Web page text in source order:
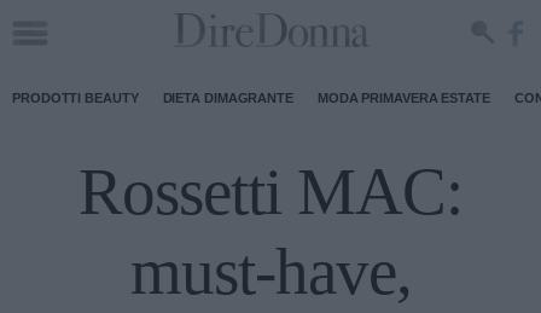
PRODOTTI BEAUTY DIETA DIMAGRANTE MODA PRIMAVERA ESTATE
Rossetti MAC:
must-have,